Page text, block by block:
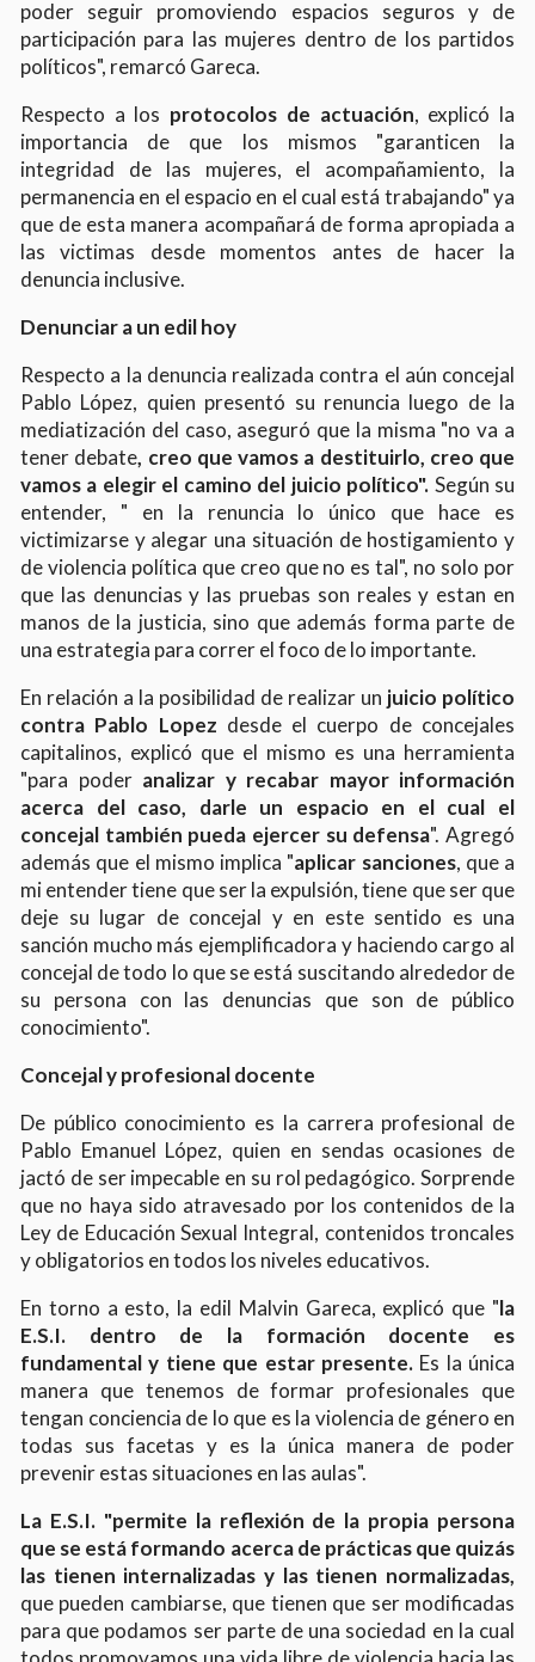
poder seguir promoviendo espacios seguros y de
participación para las mujeres dentro de los partidos
políticos", remarcó Gareca.
Respecto a los protocolos de actuación, explicó la
importancia de que los mismos "garanticen la
integridad de las mujeres, el acompañamiento, la
permanencia en el espacio en el cual está trabajando" ya
que de esta manera acompañará de forma apropiada a
las victimas desde momentos antes de hacer la
denuncia inclusive.
Denunciar a un edil hoy
Respecto a la denuncia realizada contra el aún concejal
Pablo López, quien presentó su renuncia luego de la
mediatización del caso, aseguró que la misma "no va a
tener debate, creo que vamos a destituirlo, creo que
vamos a elegir el camino del juicio político". Según su
entender, " en la renuncia lo único que hace es
victimizarse y alegar una situación de hostigamiento y
de violencia política que creo que no es tal", no solo por
que las denuncias y las pruebas son reales y estan en
manos de la justicia, sino que además forma parte de
una estrategia para correr el foco de lo importante.
En relación a la posibilidad de realizar un juicio político
contra Pablo Lopez desde el cuerpo de concejales
capitalinos, explicó que el mismo es una herramienta
"para poder analizar y recabar mayor información
acerca del caso, darle un espacio en el cual el
concejal también pueda ejercer su defensa". Agregó
además que el mismo implica "aplicar sanciones, que a
mi entender tiene que ser la expulsión, tiene que ser que
deje su lugar de concejal y en este sentido es una
sanción mucho más ejemplificadora y haciendo cargo al
concejal de todo lo que se está suscitando alrededor de
su persona con las denuncias que son de público
conocimiento".
Concejal y profesional docente
De público conocimiento es la carrera profesional de
Pablo Emanuel López, quien en sendas ocasiones de
jactó de ser impecable en su rol pedagógico. Sorprende
que no haya sido atravesado por los contenidos de la
Ley de Educación Sexual Integral, contenidos troncales
y obligatorios en todos los niveles educativos.
En torno a esto, la edil Malvin Gareca, explicó que "la
E.S.I. dentro de la formación docente es
fundamental y tiene que estar presente.Es la única
manera que tenemos de formar profesionales que
tengan conciencia de lo que es la violencia de género en
todas sus facetas y es la única manera de poder
prevenir estas situaciones en las aulas".
La E.S.I. "permite la reflexión de la propia persona
que se está formando acerca de prácticas que quizás
las tienen internalizadas y las tienen normalizadas,
que pueden cambiarse, que tienen que ser modificadas
para que podamos ser parte de una sociedad en la cual